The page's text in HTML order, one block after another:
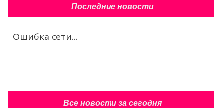
Последние новости
Ошибка сети...
Все новости за сегодня